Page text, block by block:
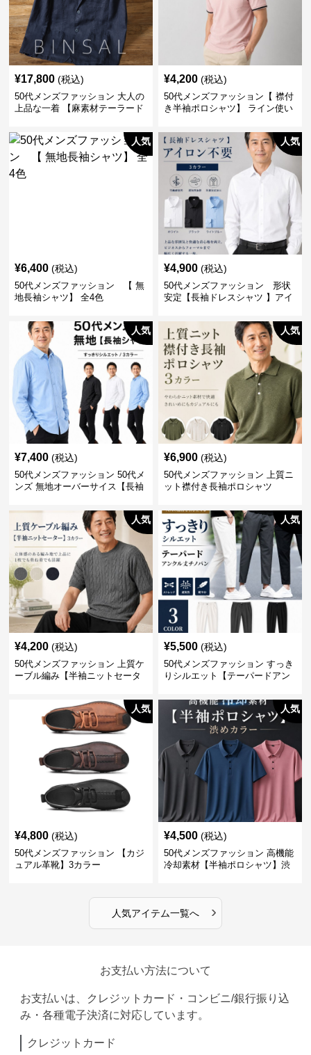
¥17,800 (税込)
50代メンズファッション 大人の
上品な一着 【麻素材テーラード
¥4,200 (税込)
50代メンズファッション【 襟付
き半袖ポロシャツ】 ライン使い
人気
¥6,400 (税込)
50代メンズファッション 【 無
地長袖シャツ】 全4色
人気
¥4,900 (税込)
50代メンズファッション 形状
安定【長袖ドレスシャツ 】アイ
人気
¥7,400 (税込)
50代メンズファッション 50代メ
ンズ 無地オーバーサイス【長袖
人気
¥6,900 (税込)
50代メンズファッション 上質ニ
ット襟付き長袖ポロシャツ
人気
¥4,200 (税込)
50代メンズファッション 上質ケ
ーブル編み【半袖ニットセータ
人気
¥5,500 (税込)
50代メンズファッション すっき
りシルエット【テーパードアン
人気
¥4,800 (税込)
50代メンズファッション 【カジ
ュアル革靴】3カラー
人気
¥4,500 (税込)
50代メンズファッション 高機能
冷却素材【半袖ポロシャツ】渋
人気アイテム一覧へ ›
お支払い方法について
お支払いは、クレジットカード・コンビニ/銀行振り込
み・各種電子決済に対応しています。
クレジットカード